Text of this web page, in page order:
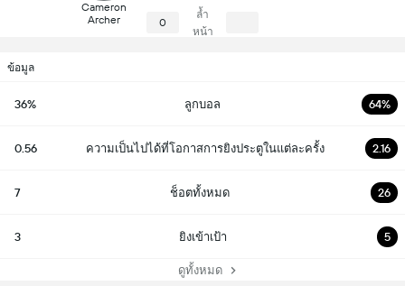
Cameron
Archer
0
ล้ำ
หน้า
ข้อมูล
36% ลูกบอล 64%
0.56 ความเป็นไปได้ที่โอกาสการยิงประตูในแต่ละครั้ง 2.16
7 ช็อตทั้งหมด 26
3 ยิงเข้าเป้า 5
ดูทั้งหมด